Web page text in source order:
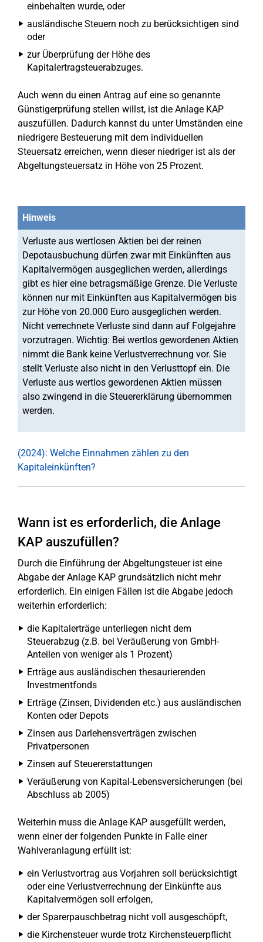
einbehalten wurde, oder
ausländische Steuern noch zu berücksichtigen sind
oder
zur Überprüfung der Höhe des
Kapitalertragsteuerabzuges.
Auch wenn du einen Antrag auf eine so genannte
Günstigerprüfung stellen willst, ist die Anlage KAP
auszufüllen. Dadurch kannst du unter Umständen eine
niedrigere Besteuerung mit dem individuellen
Steuersatz erreichen, wenn dieser niedriger ist als der
Abgeltungsteuersatz in Höhe von 25 Prozent.
Hinweis
Verluste aus wertlosen Aktien bei der reinen
Depotausbuchung dürfen zwar mit Einkünften aus
Kapitalvermögen ausgeglichen werden, allerdings
gibt es hier eine betragsmäßige Grenze. Die Verluste
können nur mit Einkünften aus Kapitalvermögen bis
zur Höhe von 20.000 Euro ausgeglichen werden.
Nicht verrechnete Verluste sind dann auf Folgejahre
vorzutragen. Wichtig: Bei wertlos gewordenen Aktien
nimmt die Bank keine Verlustverrechnung vor. Sie
stellt Verluste also nicht in den Verlusttopf ein. Die
Verluste aus wertlos gewordenen Aktien müssen
also zwingend in die Steuererklärung übernommen
werden.
(2024): Welche Einnahmen zählen zu den
Kapitaleinkünften?
Wann ist es erforderlich, die Anlage
KAP auszufüllen?
Durch die Einführung der Abgeltungsteuer ist eine
Abgabe der Anlage KAP grundsätzlich nicht mehr
erforderlich. Ein einigen Fällen ist die Abgabe jedoch
weiterhin erforderlich:
die Kapitalerträge unterliegen nicht dem
Steuerabzug (z.B. bei Veräußerung von GmbH-
Anteilen von weniger als 1 Prozent)
Erträge aus ausländischen thesaurierenden
Investmentfonds
Erträge (Zinsen, Dividenden etc.) aus ausländischen
Konten oder Depots
Zinsen aus Darlehensverträgen zwischen
Privatpersonen
Zinsen auf Steuererstattungen
Veräußerung von Kapital-Lebensversicherungen (bei
Abschluss ab 2005)
Weiterhin muss die Anlage KAP ausgefüllt werden,
wenn einer der folgenden Punkte in Falle einer
Wahlveranlagung erfüllt ist:
ein Verlustvortrag aus Vorjahren soll berücksichtigt
oder eine Verlustverrechnung der Einkünfte aus
Kapitalvermögen soll erfolgen,
der Sparerpauschbetrag nicht voll ausgeschöpft,
die Kirchensteuer wurde trotz Kirchensteuerpflicht